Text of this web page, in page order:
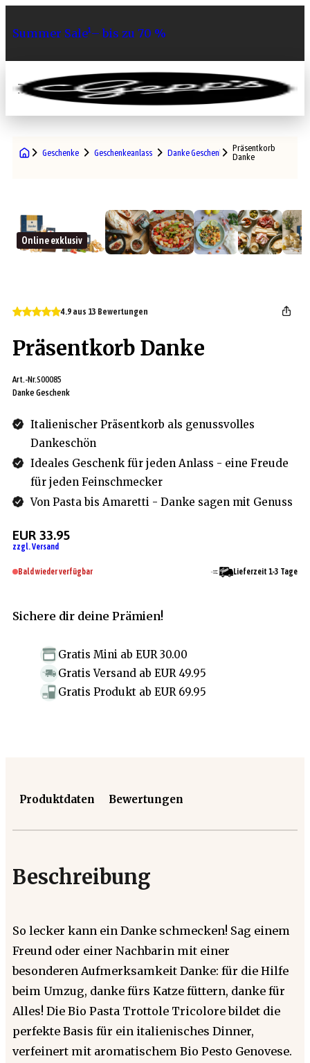
Summer Sale¹– bis zu 70 %
0
Geschenke Geschenkeanlass Danke Geschenke Präsentkorb
Danke
Online exklusiv
4.9 aus 13 Bewertungen
Präsentkorb Danke
Art.-Nr.S00085
Danke Geschenk
Italienischer Präsentkorb als genussvolles
Dankeschön
Ideales Geschenk für jeden Anlass - eine Freude
für jeden Feinschmecker
Von Pasta bis Amaretti - Danke sagen mit Genuss
EUR 33.95
zzgl. Versand
Bald wieder verfügbar Lieferzeit 1-3 Tage
Sichere dir deine Prämien!
Gratis Mini ab EUR 30.00
Gratis Versand ab EUR 49.95
Gratis Produkt ab EUR 69.95
Produktdaten Bewertungen
Beschreibung
So lecker kann ein Danke schmecken! Sag einem
Freund oder einer Nachbarin mit einer
besonderen Aufmerksamkeit Danke: für die Hilfe
beim Umzug, danke fürs Katze füttern, danke für
Alles! Die Bio Pasta Trottole Tricolore bildet die
perfekte Basis für ein italienisches Dinner,
verfeinert mit aromatischem Bio Pesto Genovese.